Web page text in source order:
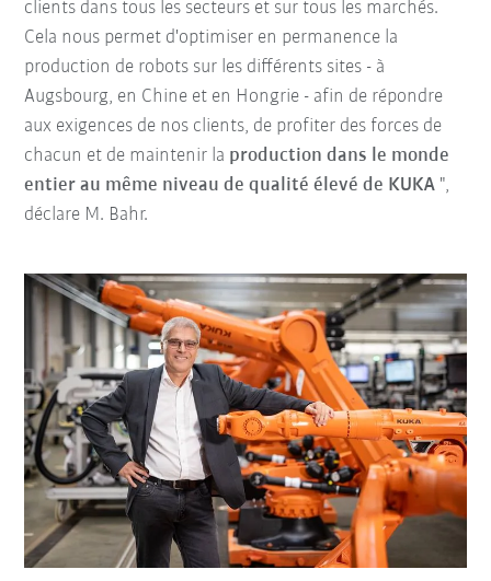
clients dans tous les secteurs et sur tous les marchés.
Cela nous permet d'optimiser en permanence la
production de robots sur les différents sites - à
Augsbourg, en Chine et en Hongrie - afin de répondre
aux exigences de nos clients, de profiter des forces de
chacun et de maintenir la production dans le monde
entier au même niveau de qualité élevé de KUKA ",
déclare M. Bahr.